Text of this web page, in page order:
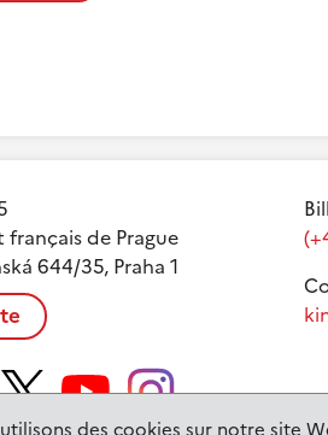
de Prague
644/35, Praha 1